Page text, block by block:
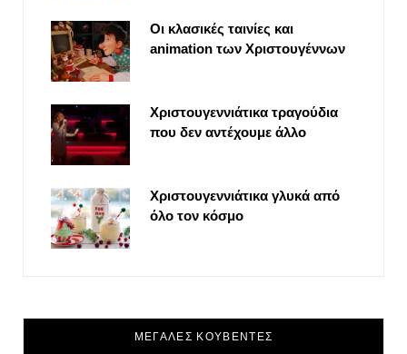
Οι κλασικές ταινίες και
animation των Χριστουγέννων
Χριστουγεννιάτικα τραγούδια
που δεν αντέχουμε άλλο
Χριστουγεννιάτικα γλυκά από
όλο τον κόσμο
ΜΕΓΑΛΕΣ ΚΟΥΒΕΝΤΕΣ